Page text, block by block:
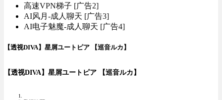
高速VPN梯子 [广告2]
AI风月-成人聊天 [广告3]
AI电子魅魔-成人聊天 [广告4]
【透视DIVA】星屑ユートピア 【巡音ルカ】
【透视DIVA】星屑ユートピア 【巡音ルカ】